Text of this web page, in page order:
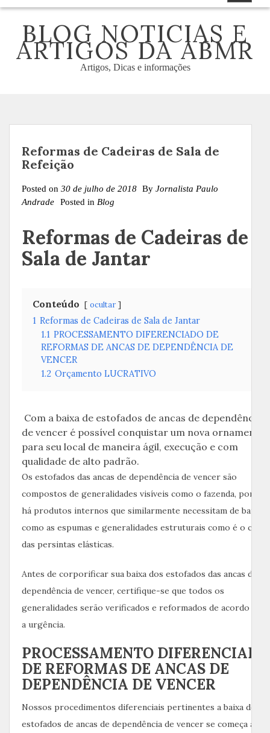
BLOG NOTICIAS E
ARTIGOS DA ABMR
Artigos, Dicas e informações
Reformas de Cadeiras de Sala de
Refeição
Posted on 30 de julho de 2018 By Jornalista Paulo
Andrade
Posted in Blog
Reformas de Cadeiras de
Sala de Jantar
Conteúdo ocultar
1 Reformas de Cadeiras de Sala de Jantar
1.1 PROCESSAMENTO DIFERENCIADO DE
REFORMAS DE ANCAS DE DEPENDÊNCIA DE
VENCER
1.2 Orçamento LUCRATIVO
Com a baixa de estofados de ancas de dependência
de vencer é possível conquistar um nova ornamento
para seu local de maneira ágil, execução e com
qualidade de alto padrão.
Os estofados das ancas de dependência de vencer são
compostos de generalidades visíveis como o fazenda, porem
há produtos internos que similarmente necessitam de baixa,
como as espumas e generalidades estruturais como é o caso
das persintas elásticas.
Antes de corporificar sua baixa dos estofados das ancas de
dependência de vencer, certifique-se que todos os
generalidades serão verificados e reformados de acordo com
a urgência.
PROCESSAMENTO DIFERENCIADO
DE REFORMAS DE ANCAS DE
DEPENDÊNCIA DE VENCER
Nossos procedimentos diferenciais pertinentes a baixa dos
estofados de ancas de dependência de vencer se começa a